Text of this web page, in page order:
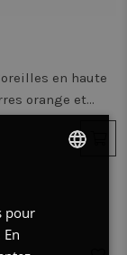
en haute
orange et
FRENCH
pour